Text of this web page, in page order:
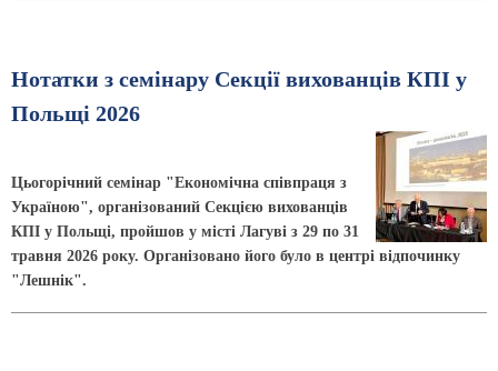
Нотатки з семінару Секції вихованців КПІ у
Польщі 2026
Цьогорічний семінар "Економічна співпраця з
Україною", організований Секцією вихованців
КПІ у Польщі, пройшов у місті Лагуві з 29 по 31
травня 2026 року. Організовано його було в центрі відпочинку
"Лешнік".